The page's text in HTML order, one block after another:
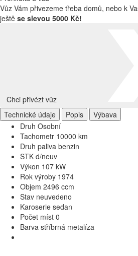
Vůz Vám přivezeme třeba domů, nebo k
ještě se slevou 5000 Kč!
Chci přivézt vůz
Technické údaje
Popis
Výbava
Druh Osobní
Tachometr 10000 km
Druh paliva benzin
STK d/neuv
Výkon 107 kW
Rok výroby 1974
Objem 2496 ccm
Stav neuvedeno
Karoserie sedan
Počet míst 0
Barva stříbrná metalíza